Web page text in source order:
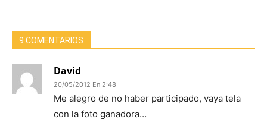
9 COMENTARIOS
David
20/05/2012 En 2:48
Me alegro de no haber participado, vaya tela
con la foto ganadora…